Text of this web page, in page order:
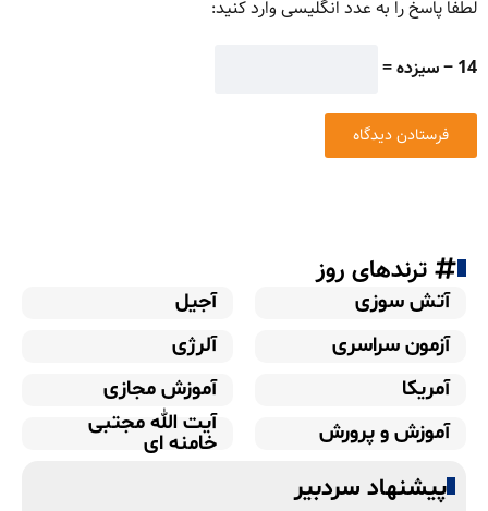
لطفا پاسخ را به عدد انگلیسی وارد کنید:
14 − سیزده =
ترندهای روز
آتش سوزی
آجیل
آزمون سراسری
آلرژی
آمریکا
آموزش مجازی
آموزش و پرورش
آیت الله مجتبی
خامنه ای
پیشنهاد سردبیر